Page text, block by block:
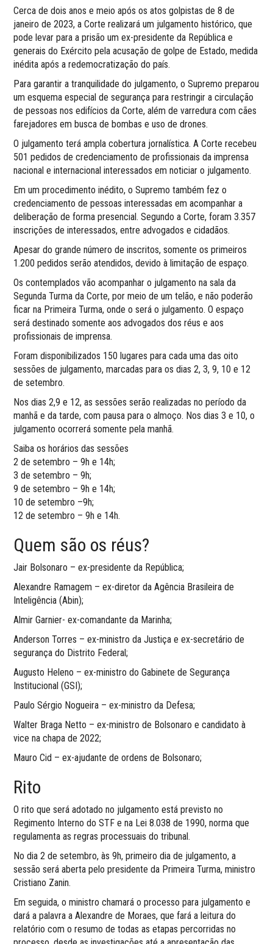
Cerca de dois anos e meio após os atos golpistas de 8 de
janeiro de 2023, a Corte realizará um julgamento histórico, que
pode levar para a prisão um ex-presidente da República e
generais do Exército pela acusação de golpe de Estado, medida
inédita após a redemocratização do país.
Para garantir a tranquilidade do julgamento, o Supremo preparou
um esquema especial de segurança para restringir a circulação
de pessoas nos edifícios da Corte, além de varredura com cães
farejadores em busca de bombas e uso de drones.
O julgamento terá ampla cobertura jornalística. A Corte recebeu
501 pedidos de credenciamento de profissionais da imprensa
nacional e internacional interessados em noticiar o julgamento.
Em um procedimento inédito, o Supremo também fez o
credenciamento de pessoas interessadas em acompanhar a
deliberação de forma presencial. Segundo a Corte, foram 3.357
inscrições de interessados, entre advogados e cidadãos.
Apesar do grande número de inscritos, somente os primeiros
1.200 pedidos serão atendidos, devido à limitação de espaço.
Os contemplados vão acompanhar o julgamento na sala da
Segunda Turma da Corte, por meio de um telão, e não poderão
ficar na Primeira Turma, onde o será o julgamento. O espaço
será destinado somente aos advogados dos réus e aos
profissionais de imprensa.
Foram disponibilizados 150 lugares para cada uma das oito
sessões de julgamento, marcadas para os dias 2, 3, 9, 10 e 12
de setembro.
Nos dias 2,9 e 12, as sessões serão realizadas no período da
manhã e da tarde, com pausa para o almoço. Nos dias 3 e 10, o
julgamento ocorrerá somente pela manhã.
Saiba os horários das sessões
2 de setembro – 9h e 14h;
3 de setembro – 9h;
9 de setembro – 9h e 14h;
10 de setembro –9h;
12 de setembro – 9h e 14h.
Quem são os réus?
Jair Bolsonaro – ex-presidente da República;
Alexandre Ramagem – ex-diretor da Agência Brasileira de
Inteligência (Abin);
Almir Garnier- ex-comandante da Marinha;
Anderson Torres – ex-ministro da Justiça e ex-secretário de
segurança do Distrito Federal;
Augusto Heleno – ex-ministro do Gabinete de Segurança
Institucional (GSI);
Paulo Sérgio Nogueira – ex-ministro da Defesa;
Walter Braga Netto – ex-ministro de Bolsonaro e candidato à
vice na chapa de 2022;
Mauro Cid – ex-ajudante de ordens de Bolsonaro;
Rito
O rito que será adotado no julgamento está previsto no
Regimento Interno do STF e na Lei 8.038 de 1990, norma que
regulamenta as regras processuais do tribunal.
No dia 2 de setembro, às 9h, primeiro dia de julgamento, a
sessão será aberta pelo presidente da Primeira Turma, ministro
Cristiano Zanin.
Em seguida, o ministro chamará o processo para julgamento e
dará a palavra a Alexandre de Moraes, que fará a leitura do
relatório com o resumo de todas as etapas percorridas no